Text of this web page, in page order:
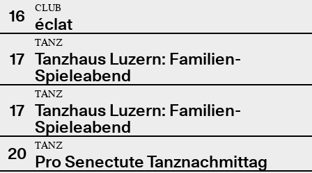
16
CLUB
éclat
17
TANZ
Tanzhaus Luzern: Familien-
Spieleabend
17
TANZ
Tanzhaus Luzern: Familien-
Spieleabend
20
TANZ
Pro Senectute Tanznachmittag